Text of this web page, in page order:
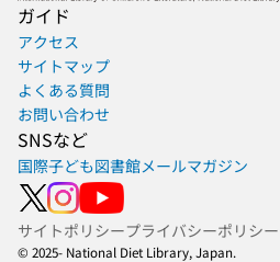
ガイド
アクセス
サイトマップ
よくある質問
お問い合わせ
SNSなど
国際子ども図書館メールマガジン
サイトポリシープライバシーポリシー
© 2025- National Diet Library, Japan.